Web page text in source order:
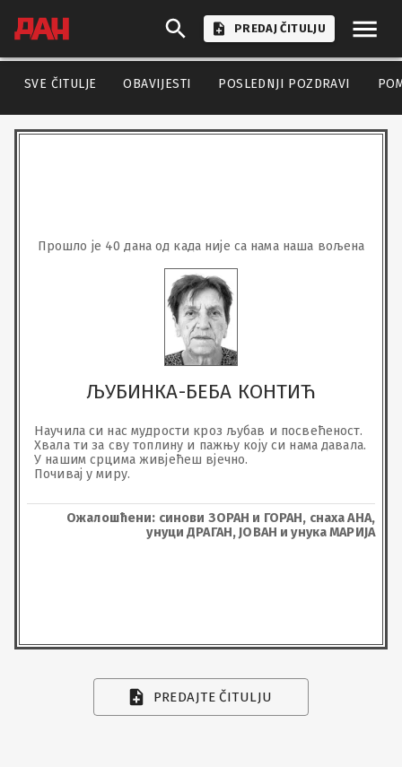
PREDAJ ČITULJU
SVE ČITULJE OBAVIJESTI POSLEDNJI POZDRAVI
Прошло је 40 дана од када није са нама наша вољена
ЉУБИНКА-БЕБА КОНТИЋ
Научила си нас мудрости кроз љубав и посвећеност.
Хвала ти за сву топлину и пажњу коју си нама давала.
У нашим срцима живјећеш вјечно.
Почивај у миру.
Ожалошћени: синови ЗОРАН и ГОРАН, снаха АНА,
унуци ДРАГАН, ЈОВАН и унука МАРИЈА
PREDAJTE ČITULJU